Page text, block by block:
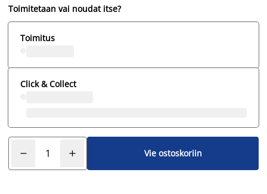
Toimitetaan vai noudat itse?
Toimitus
Click & Collect
Vie ostoskoriin